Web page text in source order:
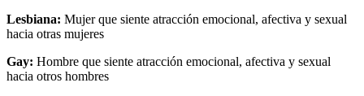
Lesbiana: Mujer que siente atracción emocional, afectiva y sexual
hacia otras mujeres
Gay: Hombre que siente atracción emocional, afectiva y sexual
hacia otros hombres